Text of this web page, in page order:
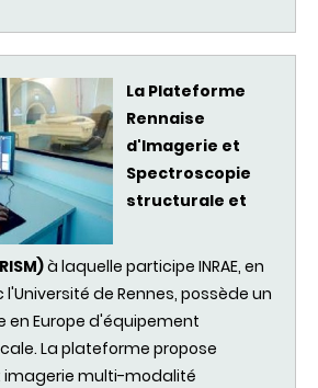
La Plateforme
Rennaise
d'Imagerie et
Spectroscopie
structurale et
)à laquelle participe INRAE, en
l'Université de Rennes, possède un
en Europe d'équipement
. La plateforme propose
imagerie multi-modalité